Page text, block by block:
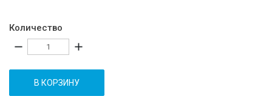
Количество
remove add
В КОРЗИНУ